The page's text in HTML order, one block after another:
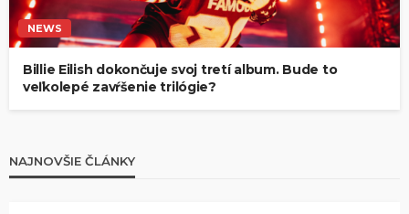
NEWS
Billie Eilish dokončuje svoj tretí album. Bude to
veľkolepé zavŕšenie trilógie?
NAJNOVŠIE ČLÁNKY